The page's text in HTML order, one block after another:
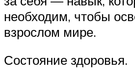
необходим, чтобы
взрослом мире.
Состояние здоровья.